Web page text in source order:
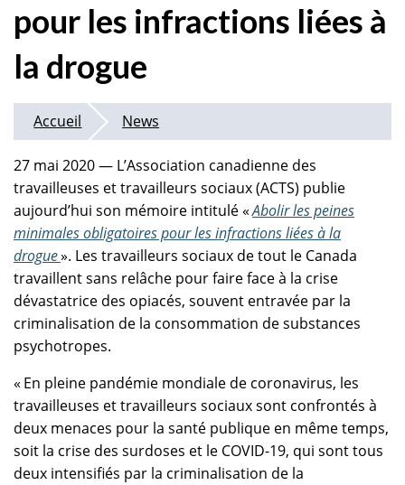
pour les infractions liées à
la drogue
Accueil News
27 mai 2020 — L’Association canadienne des
travailleuses et travailleurs sociaux (ACTS) publie
aujourd’hui son mémoire intitulé «Abolir les peines
minimales obligatoires pour les infractions liées à la
drogue». Les travailleurs sociaux de tout le Canada
travaillent sans relâche pour faire face à la crise
dévastatrice des opiacés, souvent entravée par la
criminalisation de la consommation de substances
psychotropes.
« En pleine pandémie mondiale de coronavirus, les
travailleuses et travailleurs sociaux sont confrontés à
deux menaces pour la santé publique en même temps,
soit la crise des surdoses et le COVID-19, qui sont tous
deux intensifiés par la criminalisation de la